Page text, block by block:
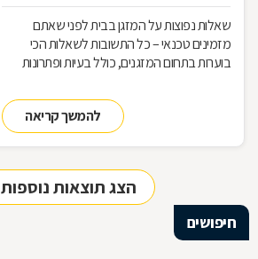
שאלות נפוצות על המזגן בבית לפני שאתם
מזמינים טכנאי – כל התשובות לשאלות הכי
בוערות בתחום המזגנים, כולל בעיות ופתרונות
להמשך קריאה
הצג תוצאות נוספות
חיפושים